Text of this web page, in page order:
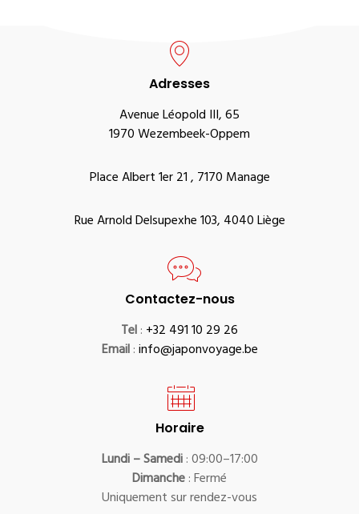
Adresses
Avenue Léopold III, 65
1970 Wezembeek-Oppem
Place Albert 1er 21 , 7170 Manage
Rue Arnold Delsupexhe 103, 4040 Liège
Contactez-nous
Tel: +32 491 10 29 26
Email:info@japonvoyage.be
Horaire
Lundi – Samedi: 09:00–17:00
Dimanche: Fermé
Uniquement sur rendez-vous